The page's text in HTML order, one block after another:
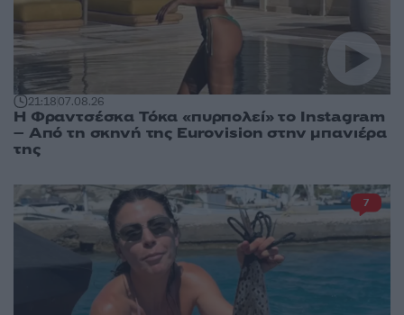
21:1807.08.26
Η Φραντσέσκα Τόκα «πυρπολεί» το Instagram
– Από τη σκηνή της Eurovision στην μπανιέρα
της
7